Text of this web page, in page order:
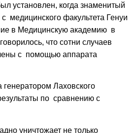
установлен, когда знаменитый
медицинского факультета Генуи
в Медицинскую академию в
что сотни случаев
с помощью аппарата
генератором Лаховского
по сравнению с
уничтожает не только